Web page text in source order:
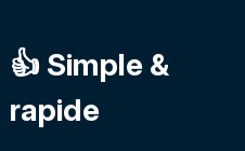
👍 Simple &
rapide